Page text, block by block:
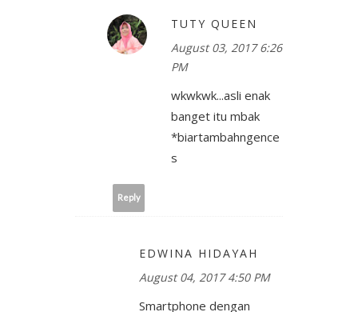
TUTY QUEEN
August 03, 2017 6:26
PM
wkwkwk...asli enak
banget itu mbak
*biartambahngence
s
Reply
EDWINA HIDAYAH
August 04, 2017 4:50 PM
Smartphone dengan